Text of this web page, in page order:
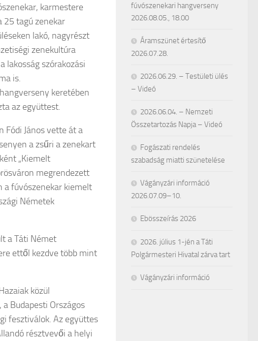
karmestere
25 tagú zenekar
lakó, nagyrészt
zenekultúra
lakosság szórakozási
is.
keretében
az együttest.
Fódi János vette át a
a zsűri a zenekart
„Kiemelt
megrendezett
a fúvószenekar kiemelt
Németek
a Táti Német
ettől kezdve több mint
közül
Budapesti Országos
fesztiválok. Az együttes
résztvevői a helyi
fúvószenekari hangverseny
2026.08.05., 18.00
Áramszünet értesítő
2026.07.28.
2026.06.29. – Testületi ülés
– Videó
2026.06.04. – Nemzeti
Összetartozás Napja – Videó
Fogászati rendelés
szabadság miatti szünetelése
Vágányzári információ
2026.07.09–10.
Ebösszeírás 2026
2026. július 1-jén a Táti
Polgármesteri Hivatal zárva tart
Vágányzári információ